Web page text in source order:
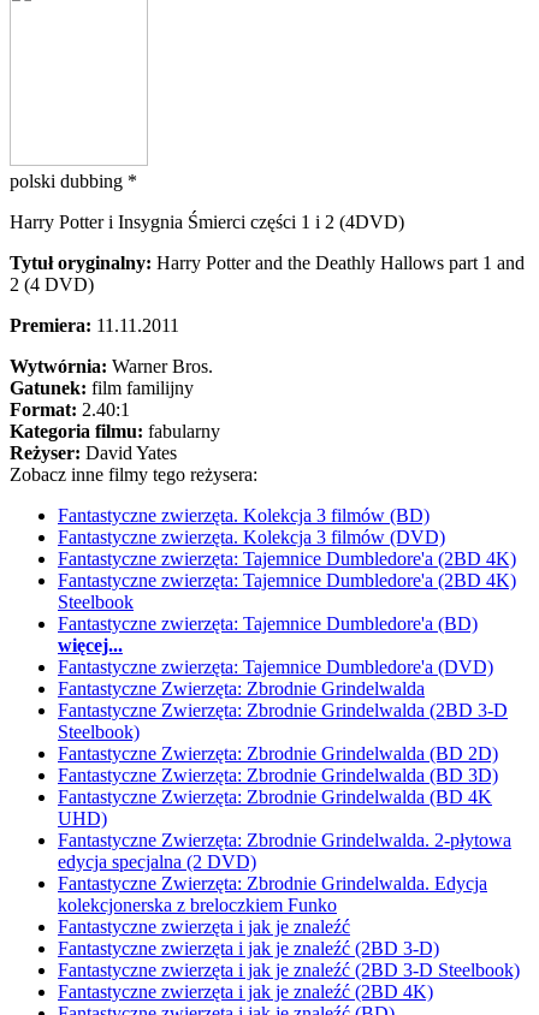
polski dubbing *
Harry Potter i Insygnia Śmierci części 1 i 2 (4DVD)
Tytuł oryginalny: Harry Potter and the Deathly Hallows part 1 and
2 (4 DVD)
Premiera: 11.11.2011
Wytwórnia: Warner Bros.
Gatunek: film familijny
Format: 2.40:1
Kategoria filmu: fabularny
Reżyser: David Yates
Zobacz inne filmy tego reżysera:
Fantastyczne zwierzęta. Kolekcja 3 filmów (BD)
Fantastyczne zwierzęta. Kolekcja 3 filmów (DVD)
Fantastyczne zwierzęta: Tajemnice Dumbledore'a (2BD 4K)
Fantastyczne zwierzęta: Tajemnice Dumbledore'a (2BD 4K)
Steelbook
Fantastyczne zwierzęta: Tajemnice Dumbledore'a (BD)
więcej...
Fantastyczne zwierzęta: Tajemnice Dumbledore'a (DVD)
Fantastyczne Zwierzęta: Zbrodnie Grindelwalda
Fantastyczne Zwierzęta: Zbrodnie Grindelwalda (2BD 3-D
Steelbook)
Fantastyczne Zwierzęta: Zbrodnie Grindelwalda (BD 2D)
Fantastyczne Zwierzęta: Zbrodnie Grindelwalda (BD 3D)
Fantastyczne Zwierzęta: Zbrodnie Grindelwalda (BD 4K
UHD)
Fantastyczne Zwierzęta: Zbrodnie Grindelwalda. 2-płytowa
edycja specjalna (2 DVD)
Fantastyczne Zwierzęta: Zbrodnie Grindelwalda. Edycja
kolekcjonerska z breloczkiem Funko
Fantastyczne zwierzęta i jak je znaleźć
Fantastyczne zwierzęta i jak je znaleźć (2BD 3-D)
Fantastyczne zwierzęta i jak je znaleźć (2BD 3-D Steelbook)
Fantastyczne zwierzęta i jak je znaleźć (2BD 4K)